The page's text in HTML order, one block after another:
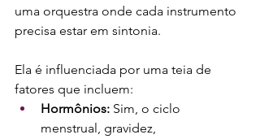
uma orquestra onde cada instrumento
precisa estar em sintonia.
Ela é influenciada por uma teia de
fatores que incluem:
Hormônios: Sim, o ciclo
menstrual, gravidez,